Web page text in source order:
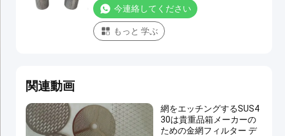
今連絡してください
もっと 学ぶ
関連動画
網をエッチングするSUS4
30は貴重品箱メーカーの
ための金網フィルター デ